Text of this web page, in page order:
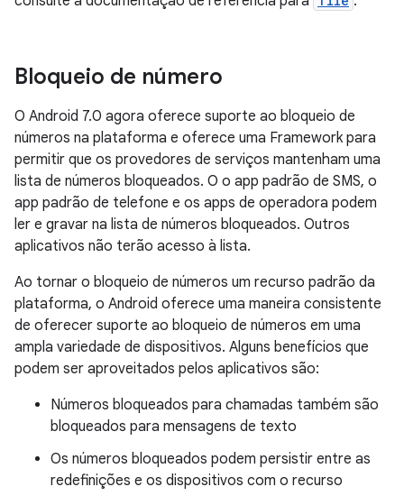
Bloqueio de número
O Android 7.0 agora oferece suporte ao bloqueio de
números na plataforma e oferece uma Framework para
permitir que os provedores de serviços mantenham uma
lista de números bloqueados. O o app padrão de SMS, o
app padrão de telefone e os apps de operadora podem
ler e gravar na lista de números bloqueados. Outros
aplicativos não terão acesso à lista.
Ao tornar o bloqueio de números um recurso padrão da
plataforma, o Android oferece uma maneira consistente
de oferecer suporte ao bloqueio de números em uma
ampla variedade de dispositivos. Alguns benefícios que
podem ser aproveitados pelos aplicativos são:
Números bloqueados para chamadas também são
bloqueados para mensagens de texto
Os números bloqueados podem persistir entre as
redefinições e os dispositivos com o recurso